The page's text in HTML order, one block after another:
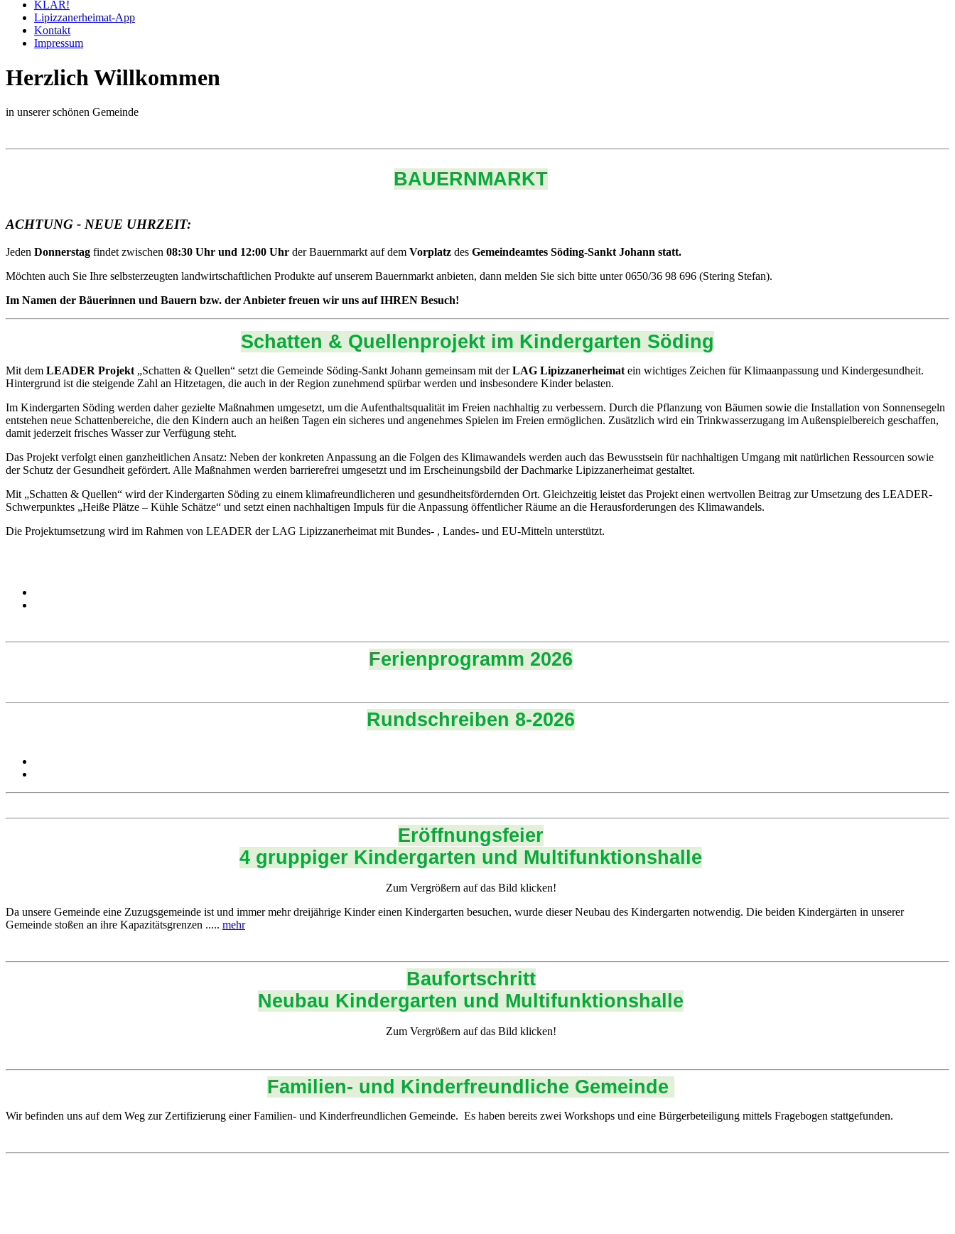
KLAR!
Lipizzanerheimat-App
Kontakt
Impressum
Herzlich Willkommen
in unserer schönen Gemeinde
BAUERNMARKT
ACHTUNG - NEUE UHRZEIT:
Jeden Donnerstag findet zwischen 08:30 Uhr und 12:00 Uhr der Bauernmarkt auf dem Vorplatz des Gemeindeamtes Söding-Sankt Johann statt.
Möchten auch Sie Ihre selbsterzeugten landwirtschaftlichen Produkte auf unserem Bauernmarkt anbieten, dann melden Sie sich bitte unter 0650/36 98 696 (Stering Stefan).
Im Namen der Bäuerinnen und Bauern bzw. der Anbieter freuen wir uns auf IHREN Besuch!
Schatten & Quellenprojekt im Kindergarten Söding
Mit dem LEADER Projekt „Schatten & Quellen“ setzt die Gemeinde Söding-Sankt Johann gemeinsam mit derLAG Lipizzanerheimat ein wichtiges Zeichen für Klimaanpassung und Kindergesundheit.
Hintergrund ist die steigende Zahl an Hitzetagen, die auch in der Region zunehmend spürbar werden und insbesondere Kinder belasten.
Im Kindergarten Söding werden daher gezielte Maßnahmen umgesetzt, um die Aufenthaltsqualität im Freien nachhaltig zu verbessern. Durch die Pflanzung von Bäumen sowie die Installation von Sonnensegeln
entstehen neue Schattenbereiche, die den Kindern auch an heißen Tagen ein sicheres und angenehmes Spielen im Freien ermöglichen. Zusätzlich wird ein Trinkwasserzugang im Außenspielbereich geschaffen,
damit jederzeit frisches Wasser zur Verfügung steht.
Das Projekt verfolgt einen ganzheitlichen Ansatz: Neben der konkreten Anpassung an die Folgen des Klimawandels werden auch das Bewusstsein für nachhaltigen Umgang mit natürlichen Ressourcen sowie
der Schutz der Gesundheit gefördert. Alle Maßnahmen werden barrierefrei umgesetzt und im Erscheinungsbild der Dachmarke Lipizzanerheimat gestaltet.
Mit „Schatten & Quellen“ wird der Kindergarten Söding zu einem klimafreundlicheren und gesundheitsfördernden Ort. Gleichzeitig leistet das Projekt einen wertvollen Beitrag zur Umsetzung des LEADER-
Schwerpunktes „Heiße Plätze – Kühle Schätze“ und setzt einen nachhaltigen Impuls für die Anpassung öffentlicher Räume an die Herausforderungen des Klimawandels.
Die Projektumsetzung wird im Rahmen von LEADER der LAG Lipizzanerheimat mit Bundes- , Landes- und EU-Mitteln unterstützt.
Ferienprogramm 2026
Rundschreiben 8-2026
Eröffnungsfeier
4 gruppiger Kindergarten und Multifunktionshalle
Zum Vergrößern auf das Bild klicken!
Da unsere Gemeinde eine Zuzugsgemeinde ist und immer mehr dreijährige Kinder einen Kindergarten besuchen, wurde dieser Neubau des Kindergarten notwendig. Die beiden Kindergärten in unserer
Gemeinde stoßen an ihre Kapazitätsgrenzen ..... mehr
Baufortschritt
Neubau Kindergarten und Multifunktionshalle
Zum Vergrößern auf das Bild klicken!
Familien- und Kinderfreundliche Gemeinde
Wir befinden uns auf dem Weg zur Zertifizierung einer Familien- und Kinderfreundlichen Gemeinde. Es haben bereits zwei Workshops und eine Bürgerbeteiligung mittels Fragebogen stattgefunden.